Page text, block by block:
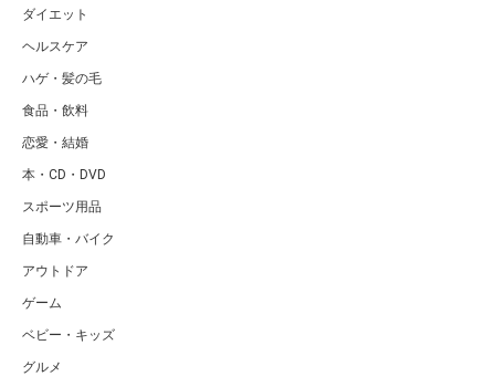
ダイエット
ヘルスケア
ハゲ・髪の毛
食品・飲料
恋愛・結婚
本・CD・DVD
スポーツ用品
自動車・バイク
アウトドア
ゲーム
ベビー・キッズ
グルメ